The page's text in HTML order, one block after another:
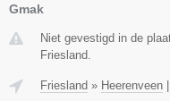
Gmak
Niet gevestigd in de
Friesland.
Friesland » Heerenveen